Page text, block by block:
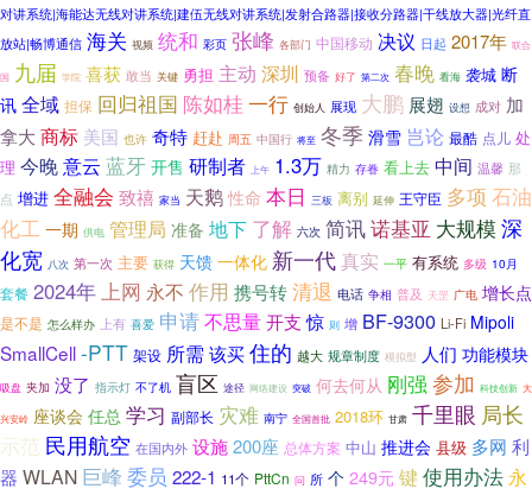
对讲系统|海能达无线对讲系统|建伍无线对讲系统|发射合路器|接收分路器|干线放大器|光纤直
放站|畅博通信 海关 视频 统和 彩页 张峰 各部门 中国移动 决议 日起 2017年 联合
国 九届 学院 喜获 敢当 关键 勇担 主动 深圳 预备 好了 第二次 春晚 看海 袭城 断
讯 全域 担保 回归祖国 陈如桂 一行 创始人 展现 大鹏 展翅 设想 成对 加
拿大 商标 美国 也许 奇特 赶赴 周五 中国行 将至 冬季 滑雪 岂论 最酷 点儿 处
理 今晚意云 蓝牙 开售 研制者 上午 1.3万 精力 存眷 看上去 中间 温馨 那
点 增进 全融会 致禧 家当 天鹅 性命 本日 三板 离别 延伸 王守臣 多项 石油
化工 一期 供电 管理局 准备 地下 了解 六次 简讯诺基亚 大规模 深
化宽 八次 第一次 主要 获得 天馈 一体化 新一代真实 一平 有系统 多级 10月
套餐 2024年上网 永不 作用 携号转清退 电话 争相 普及 天罡 广电 增长点
是不是 怎么样办 上有 喜爱 申请不思量开支 惊 则 增 BF-9300 Li-Fi Mipoli
SmallCell-PTT 架设 所需该买住的 越大 规章制度 模拟型 人们 功能模块
吸盘 夹加 没了 指示灯 不了机 盲区 途径 网络建设 突破 何去何从 刚强 参加 科技创新 大
兴安岭 座谈会 任总 学习 副部长 灾难 南宁 全国首批 2018环 甘肃 千里眼 局长
示范 民用航空 在国内外 设施200座 总体方案 中山 推进会 县级 多网 利
器 WLAN 巨峰 委员 222-1 11个 PttCn 问 所 个 249元键使用办法 永